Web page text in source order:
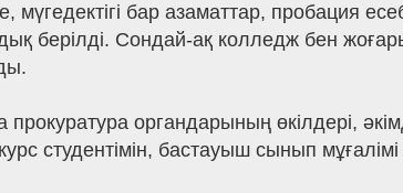
мүгедектігі бар азаматтар, пробация
берілді. Сондай-ақ колледж бен
прокуратура органдарының өкілдері,
студентімін, бастауыш сынып